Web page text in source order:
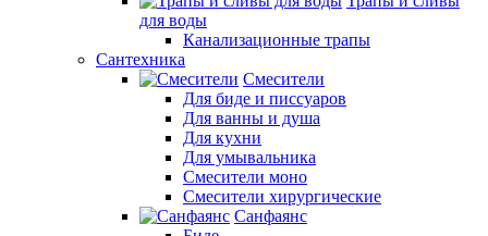
для воды
Канализационные трапы
Сантехника
Смесители
Для биде и писсуаров
Для ванны и душа
Для кухни
Для умывальника
Смесители моно
Смесители хирургические
Санфаянс